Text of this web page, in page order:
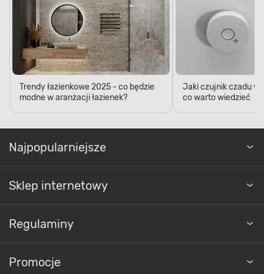
Trendy łazienkowe 2025 - co będzie
modne w aranżacji łazienek?
Jaki czujnik czadu
co warto wiedzieć
Najpopularniejsze
Sklep internetowy
Regulaminy
Promocje